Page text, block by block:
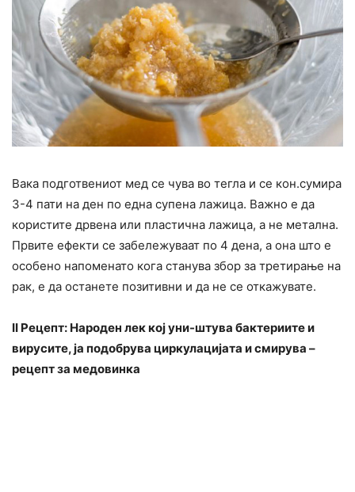
Вака подготвениот мед се чува во тегла и се кон.сумира
3-4 пати на ден по една супена лажица. Важно е да
користите дрвена или пластична лажица, а не метална.
Првите ефекти се забележуваат по 4 дена, а она што е
особено напоменато кога станува збор за третирање на
рак, е да останете позитивни и да не се откажувате.
II Рецепт: Народен лек кој уни-штува бактериите и
вирусите, ја подобрува циркулацијата и смирува –
рецепт за медовинка